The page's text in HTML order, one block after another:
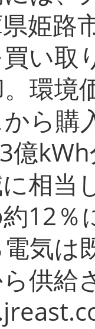
姫路
い取
環境
ら購
億
相当
12％
気は
供給